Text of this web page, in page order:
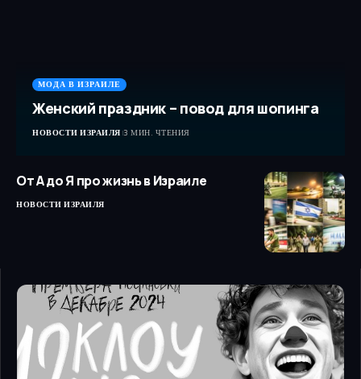
МОДА В ИЗРАИЛЕ
Женский праздник – повод для шопинга
НОВОСТИ ИЗРАИЛЯ 3 МИН. ЧТЕНИЯ
От А до Я про жизнь в Израиле
НОВОСТИ ИЗРАИЛЯ